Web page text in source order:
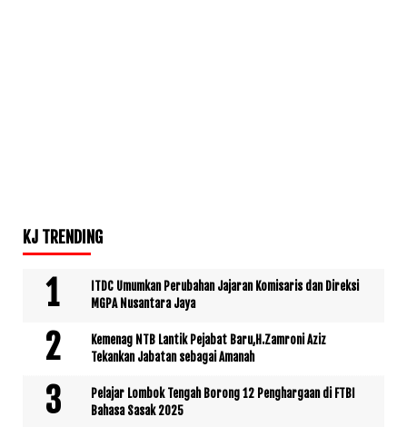
KJ TRENDING
ITDC Umumkan Perubahan Jajaran Komisaris dan Direksi
MGPA Nusantara Jaya
Kemenag NTB Lantik Pejabat Baru,H.Zamroni Aziz
Tekankan Jabatan sebagai Amanah
Pelajar Lombok Tengah Borong 12 Penghargaan di FTBI
Bahasa Sasak 2025